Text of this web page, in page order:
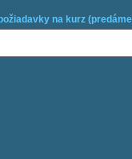
na kurz